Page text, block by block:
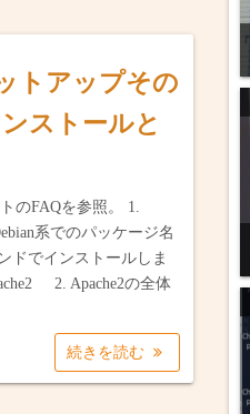
トアップその
ストールと
のFAQを参照。 1.
系でのパッケージ名
ドでインストールしま
2. Apache2の全体
続きを読む